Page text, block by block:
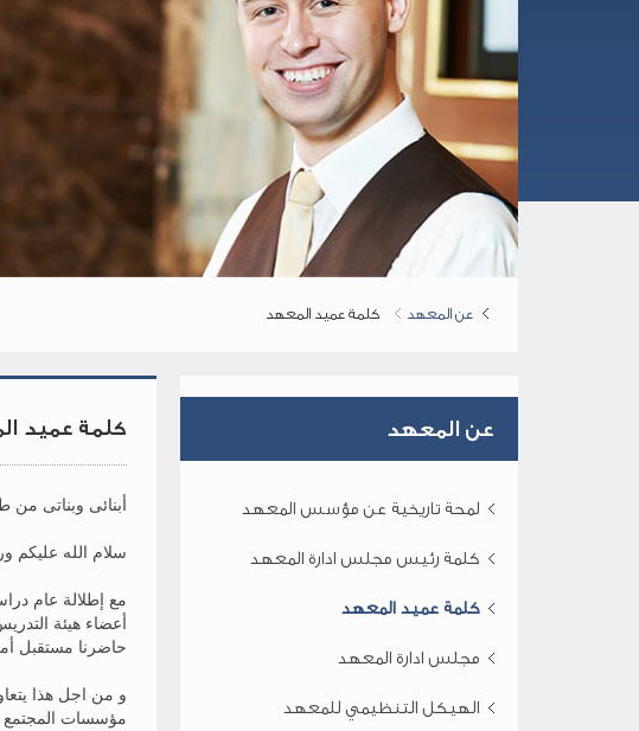
عن المعهد كلمة عميد المعهد
عن المعهد
لمحة تاريخية عن مؤسس المعهد
كلمة رئيس مجلس ادارة المعهد
كلمة عميد المعهد
مجلس ادارة المعهد
الهيكل التنظيمي للمعهد
كلمة عميد
أبنائى وبناتى من
سلام الله عليكم
مع إطلالة عام
أعضاء هيئة
حاضرنا مستقبل
و من اجل هذا
مؤسسات المجتمع